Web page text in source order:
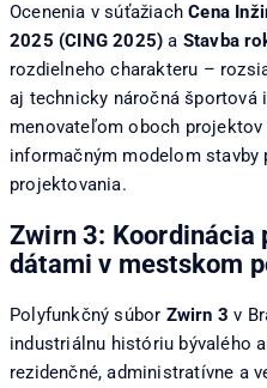
Ocenenia v súťažiachCena
2025 (CING 2025) a Stavba
rozdielneho charakteru –
aj technicky náročná športová
menovateľom oboch
informačným modelom stavby
projektovania.
Zwirn 3: Koordinácia
dátami v mestskom
Polyfunkčný súbor Zwirn 3 v
industriálnu históriu bývalého
rezidenčné, administratívne a